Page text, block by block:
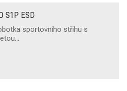
S1P ESD
sportovního střihu s